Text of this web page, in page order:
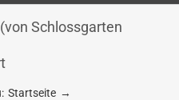
Schlossgarten
Startseite